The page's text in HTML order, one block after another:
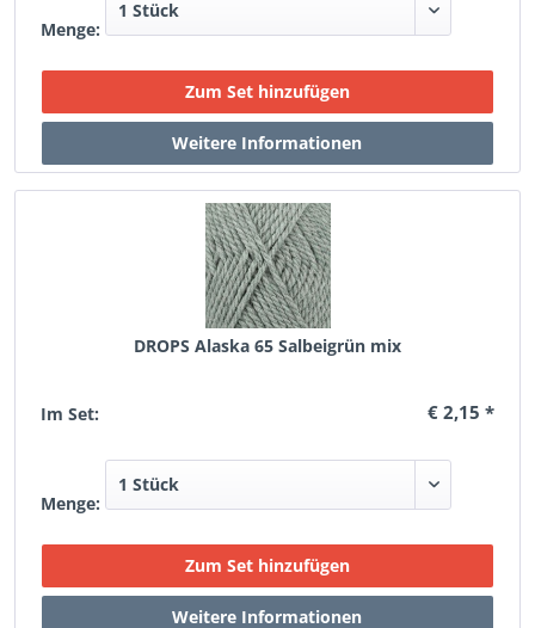
Menge:
DROPS Alaska 65 Salbeigrün mix
Im Set: € 2,15 *
Menge: